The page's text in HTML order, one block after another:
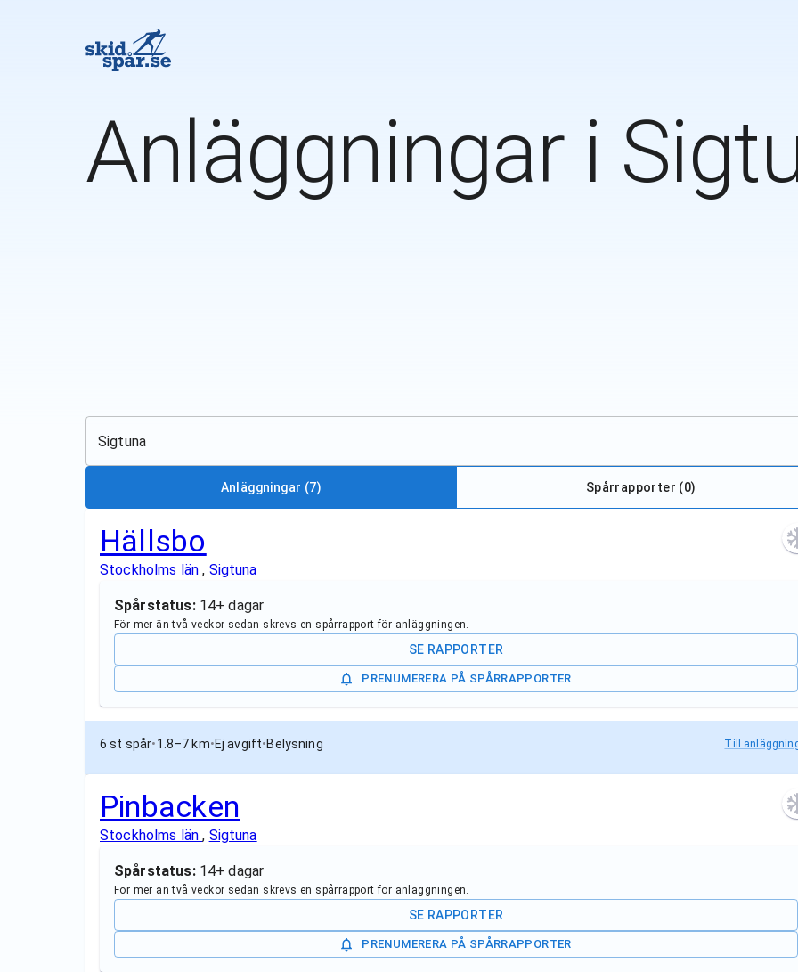
Anläggningar i
Sigtuna
Anläggningar (7) Spårrapporter (0)
Hällsbo
Stockholms län, Sigtuna
Spårstatus: 14+ dagar
För mer än två veckor sedan skrevs en spårrapport för anläggningen.
SE RAPPORTER
PRENUMERERA PÅ SPÅRRAPPORTER
6 st spår•1.8–7 km•Ej avgift•Belysning Till
Pinbacken
Stockholms län, Sigtuna
Spårstatus: 14+ dagar
För mer än två veckor sedan skrevs en spårrapport för anläggningen.
SE RAPPORTER
PRENUMERERA PÅ SPÅRRAPPORTER